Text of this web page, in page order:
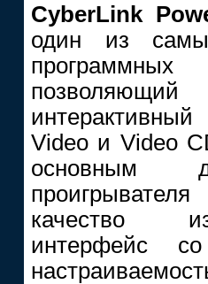
CyberLink
один из
Video и Video
основным
качество
интерфейс